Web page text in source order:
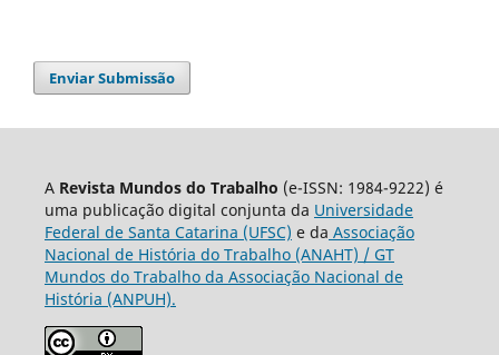
Enviar Submissão
A Revista Mundos do Trabalho (e-ISSN: 1984-9222) é
uma publicação digital conjunta da Universidade
Federal de Santa Catarina (UFSC) e da Associação
Nacional de História do Trabalho (ANAHT) / GT
Mundos do Trabalho da Associação Nacional de
História (ANPUH).